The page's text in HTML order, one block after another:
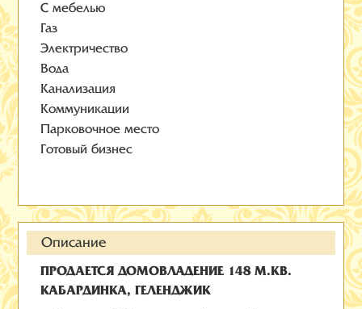
С мебелью
Газ
Электричество
Вода
Канализация
Коммуникации
Парковочное место
Готовый бизнес
Описание
ПРОДАЕТСЯ ДОМОВЛАДЕНИЕ 148 М.КВ.
КАБАРДИНКА, ГЕЛЕНДЖИК